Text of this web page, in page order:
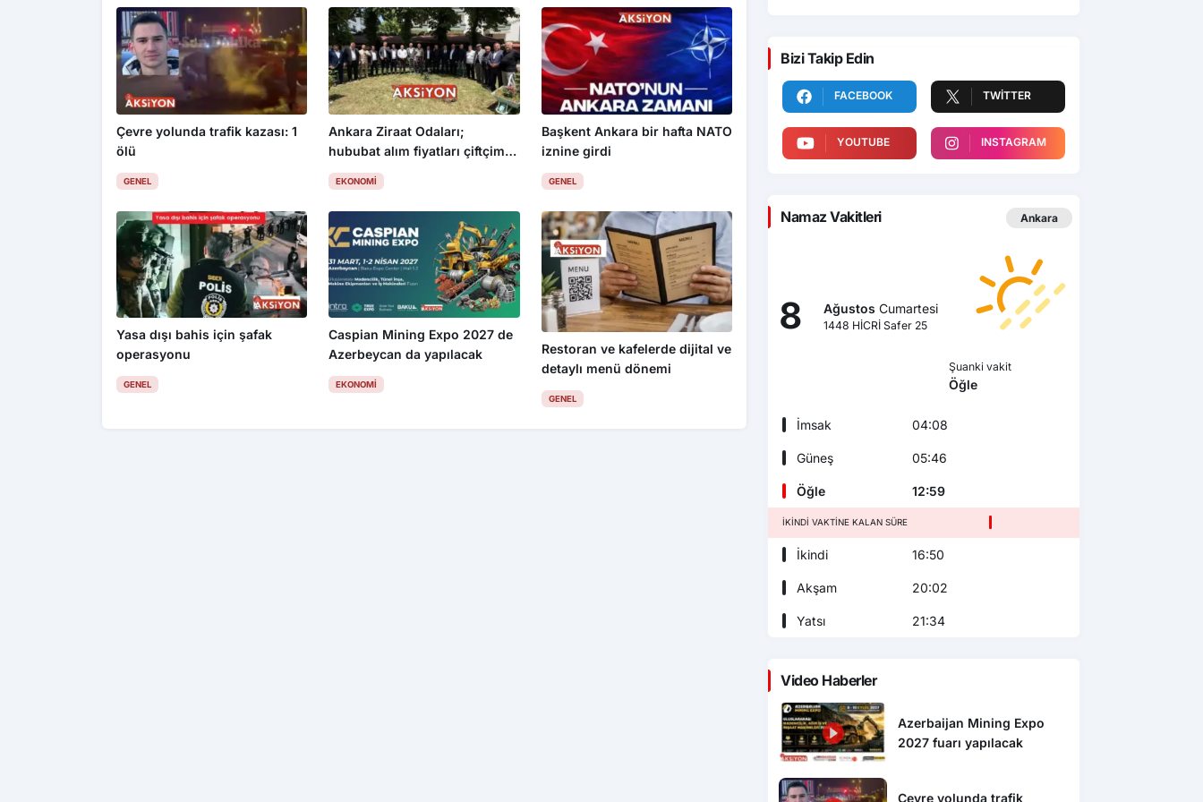
Çevre yolunda trafik kazası: 1
ölü
GENEL
Ankara Ziraat Odaları;
hububat alım fiyatları çiftçimizi
üzdü
EKONOMI
Başkent Ankara bir hafta NATO
iznine girdi
GENEL
Yasa dışı bahis için şafak
operasyonu
GENEL
Caspian Mining Expo 2027 de
Azerbeycan da yapılacak
EKONOMI
Restoran ve kafelerde dijital ve
detaylı menü dönemi
GENEL
Bizi Takip Edin
FACEBOOK TWITTER
YOUTUBE INSTAGRAM
Namaz Vakitleri Ankara
8 Ağustos Cumartesi
1448 HİCRİ Safer 25
Şuanki vakit
Öğle
İmsak 04:08
Güneş 05:46
Öğle 12:59
İKINDI VAKTINE KALAN SÜRE
İkindi 16:50
Akşam 20:02
Yatsı 21:34
Video Haberler
Azerbaijan Mining Expo
2027 fuarı yapılacak
Çevre yolunda trafik